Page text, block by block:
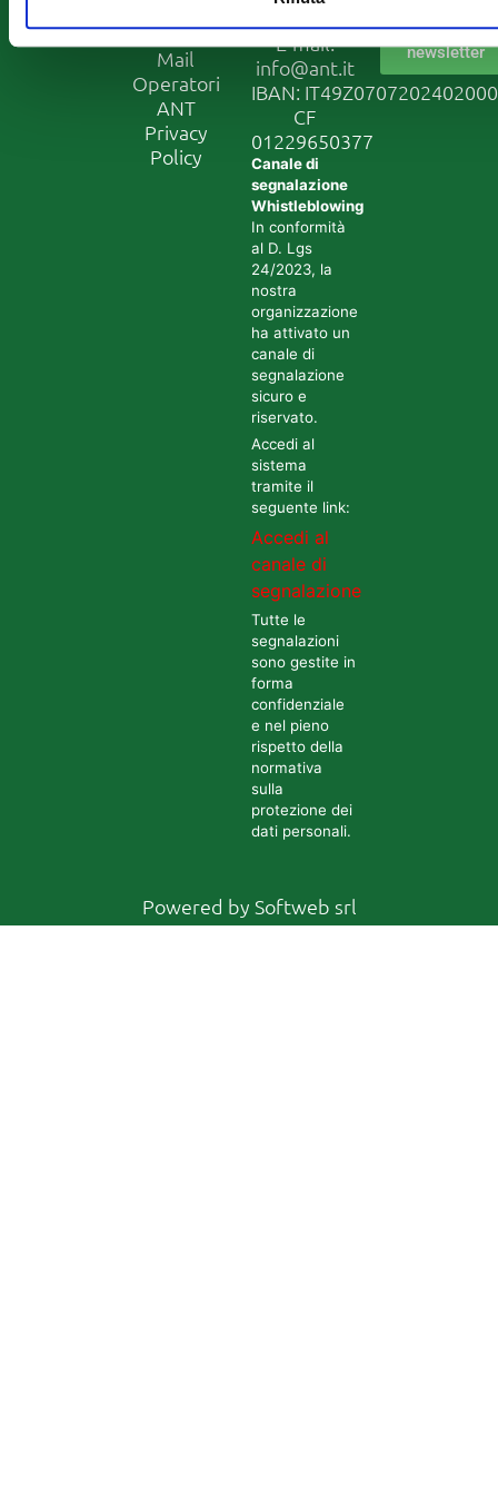
– Contatti
Mail
Operatori
ANT
Privacy
Policy
E-mail:
info@ant.it
IBAN:
CF
01229650377
Canale di
segnalazione
Whistleblowing
In conformità
al D. Lgs
24/2023, la
nostra
organizzazione
ha attivato un
canale di
segnalazione
sicuro e
riservato.
Accedi al
sistema
tramite il
seguente link:
Accedi al
canale di
segnalazione
Tutte le
segnalazioni
sono gestite in
forma
confidenziale
e nel pieno
rispetto della
normativa
sulla
protezione dei
dati personali.
alla
newsletter
Powered by Softweb srl